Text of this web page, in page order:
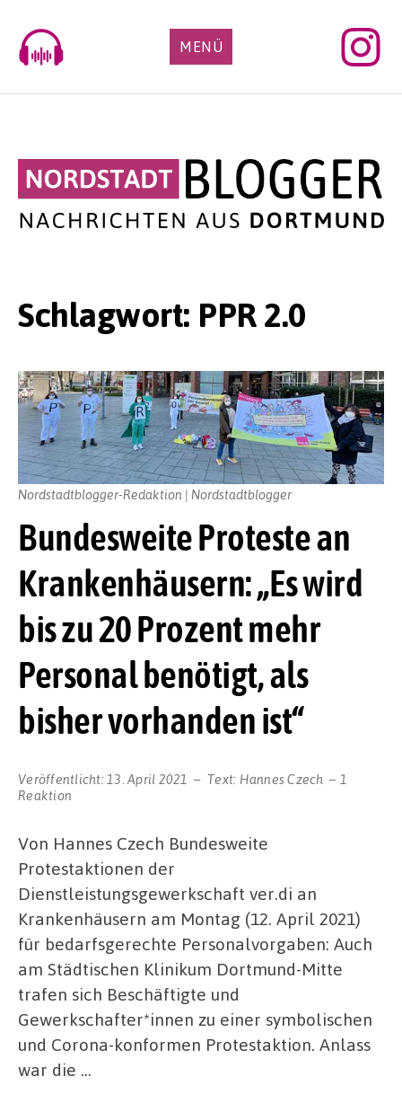
content
MENÜ
Schlagwort: PPR 2.0
Bundesweite Proteste an
Krankenhäusern: „Es wird
bis zu 20 Prozent mehr
Personal benötigt, als
bisher vorhanden ist“
Veröffentlicht: 13. April 2021 Text: Hannes Czech
1
Reaktion
Nordstadtblogger-Redaktion | Nordstadtblogger
Von Hannes Czech Bundesweite
Protestaktionen der
Dienstleistungsgewerkschaft ver.di an
Krankenhäusern am Montag (12. April 2021)
für bedarfsgerechte Personalvorgaben: Auch
am Städtischen Klinikum Dortmund-Mitte
trafen sich Beschäftigte und
Gewerkschafter*innen zu einer symbolischen
und Corona-konformen Protestaktion. Anlass
war die …